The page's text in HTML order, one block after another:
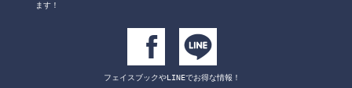
ます！
フェイスブックやLINEでお得な情報！